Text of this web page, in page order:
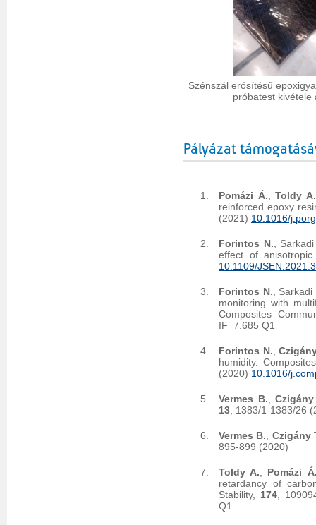
Szénszál erősítésű
próbatest kivétele
Pályázat
Pomázi Á. ,Toldy A.
reinforced epoxy
(2021) 10.1016/
Forintos N. ,
effect of
10.1109/
Forintos N. ,
monitoring with
Composites
IF=7.685 Q1
Forintos N. ,
humidity.
(2020) 10.1016/
Vermes B. ,Czigány
13 , 1383/1-1383/26
Vermes B.
Czigány
895-899 (2020)
Toldy A.
Pomázi
retardancy of
Stability, 174 ,
Q1